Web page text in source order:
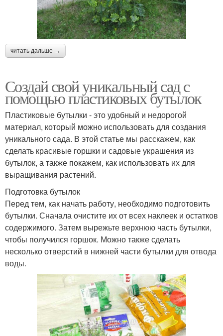
читать дальше →
Создай свой уникальный сад с
помощью пластиковых бутылок
Пластиковые бутылки - это удобный и недорогой
материал, который можно использовать для создания
уникального сада. В этой статье мы расскажем, как
сделать красивые горшки и садовые украшения из
бутылок, а также покажем, как использовать их для
выращивания растений.
Подготовка бутылок
Перед тем, как начать работу, необходимо подготовить
бутылки. Сначала очистите их от всех наклеек и остатков
содержимого. Затем вырежьте верхнюю часть бутылки,
чтобы получился горшок. Можно также сделать
несколько отверстий в нижней части бутылки для отвода
воды.